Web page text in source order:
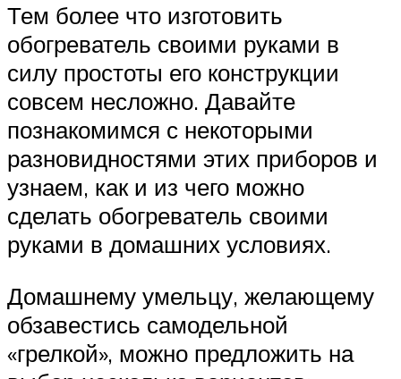
Тем более что изготовить
обогреватель своими руками в
силу простоты его конструкции
совсем несложно. Давайте
познакомимся с некоторыми
разновидностями этих приборов и
узнаем, как и из чего можно
сделать обогреватель своими
руками в домашних условиях.
Домашнему умельцу, желающему
обзавестись самодельной
«грелкой», можно предложить на